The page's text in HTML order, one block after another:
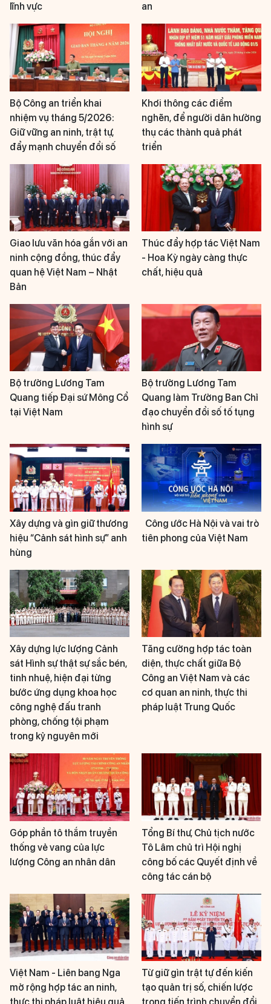
lĩnh vực
an
Bộ Công an triển khai
nhiệm vụ tháng 5/2026:
Giữ vững an ninh, trật tự,
đẩy mạnh chuyển đổi số
Khơi thông các điểm
nghẽn, để người dân hưởng
thụ các thành quả phát
triển
Giao lưu văn hóa gắn với an
ninh cộng đồng, thúc đẩy
quan hệ Việt Nam – Nhật
Bản
Thúc đẩy hợp tác Việt Nam
- Hoa Kỳ ngày càng thực
chất, hiệu quả
Bộ trưởng Lương Tam
Quang tiếp Đại sứ Mông Cổ
tại Việt Nam
Bộ trưởng Lương Tam
Quang làm Trưởng Ban Chỉ
đạo chuyển đổi số tố tụng
hình sự
Xây dựng và gìn giữ thương
hiệu “Cảnh sát hình sự” anh
hùng
Công ước Hà Nội và vai trò
tiên phong của Việt Nam
Xây dựng lực lượng Cảnh
sát Hình sự thật sự sắc bén,
tinh nhuệ, hiện đại từng
bước ứng dụng khoa học
công nghệ đấu tranh
phòng, chống tội phạm
trong kỷ nguyên mới
Tăng cường hợp tác toàn
diện, thực chất giữa Bộ
Công an Việt Nam và các
cơ quan an ninh, thực thi
pháp luật Trung Quốc
Góp phần tô thắm truyền
thống vẻ vang của lực
lượng Công an nhân dân
Tổng Bí thư, Chủ tịch nước
Tô Lâm chủ trì Hội nghị
công bố các Quyết định về
công tác cán bộ
Việt Nam - Liên bang Nga
mở rộng hợp tác an ninh,
Từ giữ gìn trật tự đến kiến
tạo quản trị số, chiến lược